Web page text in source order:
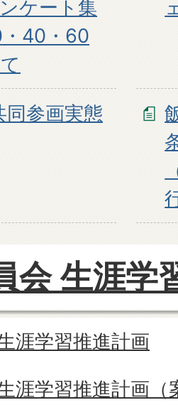
ケート集
40・60
参画実態
会 生涯学
涯学習推進計画
涯学習推進計画